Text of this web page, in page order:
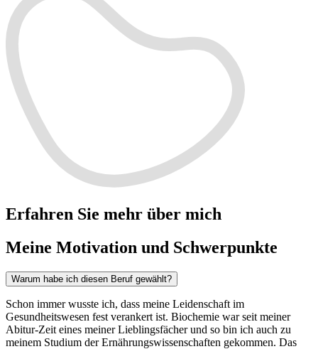
Erfahren Sie mehr über mich
Meine Motivation und Schwerpunkte
Warum habe ich diesen Beruf gewählt?
Schon immer wusste ich, dass meine Leidenschaft im
Gesundheitswesen fest verankert ist. Biochemie war seit meiner
Abitur-Zeit eines meiner Lieblingsfächer und so bin ich auch zu
meinem Studium der Ernährungswissenschaften gekommen. Das